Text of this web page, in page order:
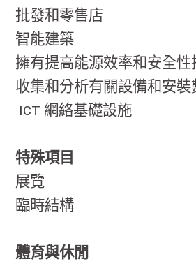
批發和零售店
智能建築
擁有提高能源效率和安全
收集和分析有關設備和安
ICT 網絡基礎設施
特殊項目
展覽
臨時結構
體育與休閒